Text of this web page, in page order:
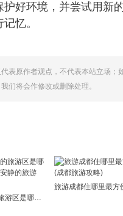
护好环境，并尝试用新
忆。
表原作者观点，不代表本站立场；
们将会作修改或删除处理。
青岛最安静的旅游区是哪里(青岛有哪些安静的旅游区)